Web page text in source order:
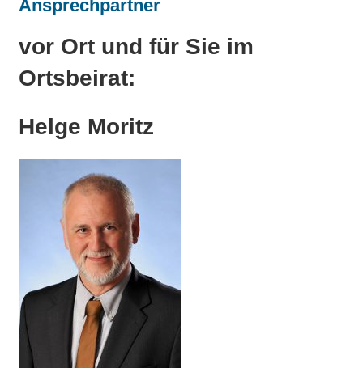
Ansprechpartner
vor Ort und für Sie im
Ortsbeirat:
Helge Moritz